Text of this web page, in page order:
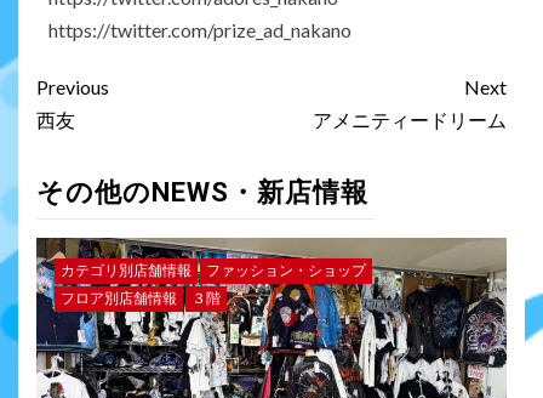
https://twitter.com/prize_ad_nakano
Previous
西友
Next
アメニティードリーム
その他のNEWS・新店情報
カテゴリ別店舗情報
ファッション・ショップ
フロア別店舗情報
３階